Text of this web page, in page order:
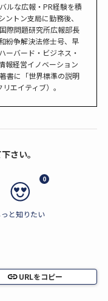
ルな広報・PR経験を積
トン支局に勤務後、
際問題研究所広報部長
紛争解決法修士号、早
ーバード・ビジネス・
報経営イノベーション
書に「世界標準の説明
エイティブ）。
さい。
0
っと知りたい
URLをコピー